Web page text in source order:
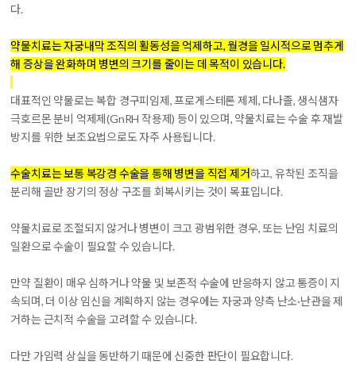
다.
약물치료는 자궁내막 조직의 활동성을 억제하고, 월경을 일시적으로 멈추게
해 증상을 완화하며 병변의 크기를 줄이는 데 목적이 있습니다.
대표적인 약물로는복합 경구피임제, 프로게스테론 제제, 다나졸, 생식샘자
극호르몬 분비 억제제(GnRH 작용제)등이 있으며, 약물치료는 수술 후 재발
방지를 위한 보조요법으로도 자주 사용됩니다.
수술치료는 보통 복강경 수술을 통해 병변을 직접 제거하고, 유착된 조직을
분리해 골반 장기의 정상 구조를 회복시키는 것이 목표입니다.
약물치료로 조절되지 않거나 병변이 크고 광범위한 경우, 또는 난임 치료의
일환으로 수술이 필요할 수 있습니다.
만약 질환이 매우 심하거나 약물 및 보존적 수술에 반응하지 않고 통증이 지
속되며, 더 이상 임신을 계획하지 않는 경우에는 자궁과 양측 난소·난관을 제
거하는 근치적 수술을 고려할 수 있습니다.
다만 가임력 상실을 동반하기 때문에 신중한 판단이 필요합니다.